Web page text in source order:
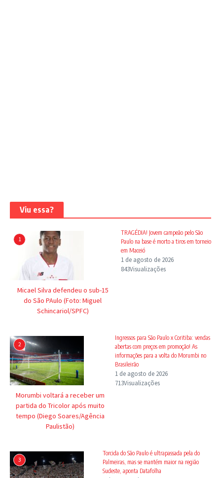
Viu essa?
1
Micael Silva defendeu o sub-15
do São PAulo (Foto: Miguel
Schincariol/SPFC)
TRAGÉDIA! Jovem campeão pelo São
Paulo na base é morto a tiros em torneio
em Maceió
1 de agosto de 2026
843Visualizações
2
Morumbi voltará a receber um
partida do Tricolor após muito
tempo (Diego Soares/Agência
Paulistão)
Ingressos para São Paulo x Coritiba: vendas
abertas com preços em promoção! As
informações para a volta do Morumbi no
Brasileirão
1 de agosto de 2026
713Visualizações
3
Torcida do São Paulo é ultrapassada pela do
Palmeiras, mas se mantém maior na região
Sudeste, aponta Datafolha